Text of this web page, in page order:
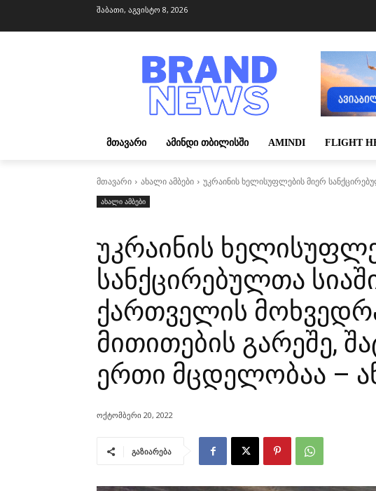
შაბათი, აგვისტო 8, 2026
ᲛᲗᲐᲕᲐᲠᲘ ᲐᲛᲘᲜᲓᲘ ᲗᲑᲘᲚᲘᲡᲨᲘ AMINDI FLIGHT
მთავარი ახალი ამბები უკრაინის ხელისუფლების მიერ
ახალი ამბები
უკრაინის
სანქცირებულთა
ქართველის
მითითების გარეშე,
ერთი მცდელობაა –
ოქტომბერი 20, 2022
გაზიარება